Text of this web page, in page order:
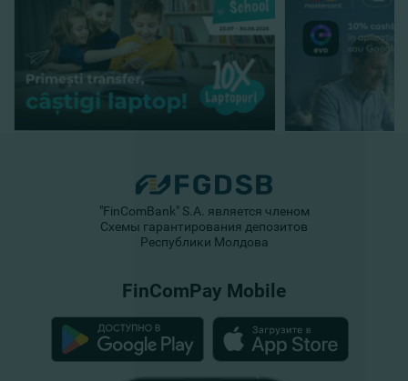
"FinComBank" S.A. является членом
Схемы гарантирования депозитов
Республики Молдова
FinComPay Mobile